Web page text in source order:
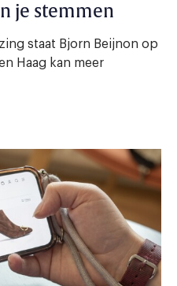
je stemmen
staat Bjorn Beijnon op
Haag kan meer